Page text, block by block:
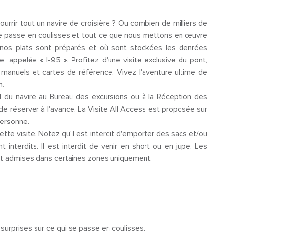
tout un navire de croisière ? Ou combien de milliers de
passe en coulisses et tout ce que nous mettons en œuvre
plats sont préparés et où sont stockées les denrées
appelée « I-95 ». Profitez d'une visite exclusive du pont,
et cartes de référence. Vivez l'aventure ultime de
navire au Bureau des excursions ou à la Réception des
réserver à l'avance. La Visite All Access est proposée sur
visite. Notez qu'il est interdit d'emporter des sacs et/ou
interdits. Il est interdit de venir en short ou en jupe. Les
dans certaines zones uniquement.
sur ce qui se passe en coulisses.